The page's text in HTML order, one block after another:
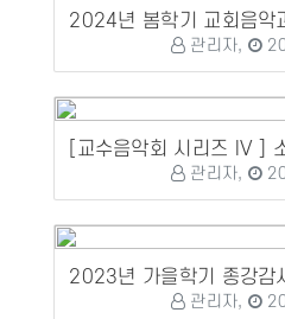
관리자,
관리자,
관리자,